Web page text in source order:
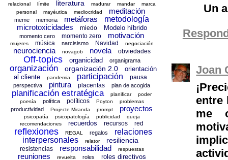
Un
Joan
entre
me
relacional
límite literatura madurar mandar
marca
personal
mayéutica mediocridad meditación
meme memoria metáforas
metodología
microtoxicidades
miedo Modelo híbrido
momento cero momento zero motivación
mujeres música narcisismo Navidad negociación
neurociencia novagob novela obviedades
Off-topics organicidad organigrama
organización organización 2.0
orientación
al cliente
pandemia participación pausa
perspectiva pintura placentas plan de acogida
planificación estratégica planificar
poder
poesía
política políticos Poyton problemas
productividad Projecte Miranda prompt proyectos
psicopatía psicopatología publicidad
queja
recomendaciones
recuerdos recursos red
reflexiones REGAL regalos
relaciones
interpersonales
relator resiliencia
resistencias responsabilidad respuestas
reuniones revuelta roles
roles directivos